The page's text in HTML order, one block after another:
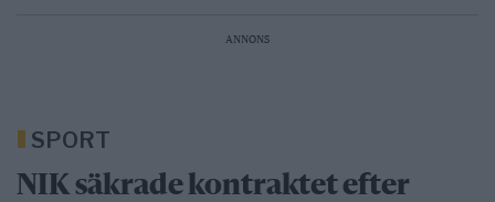
ANNONS
SPORT
NIK säkrade kontraktet efter